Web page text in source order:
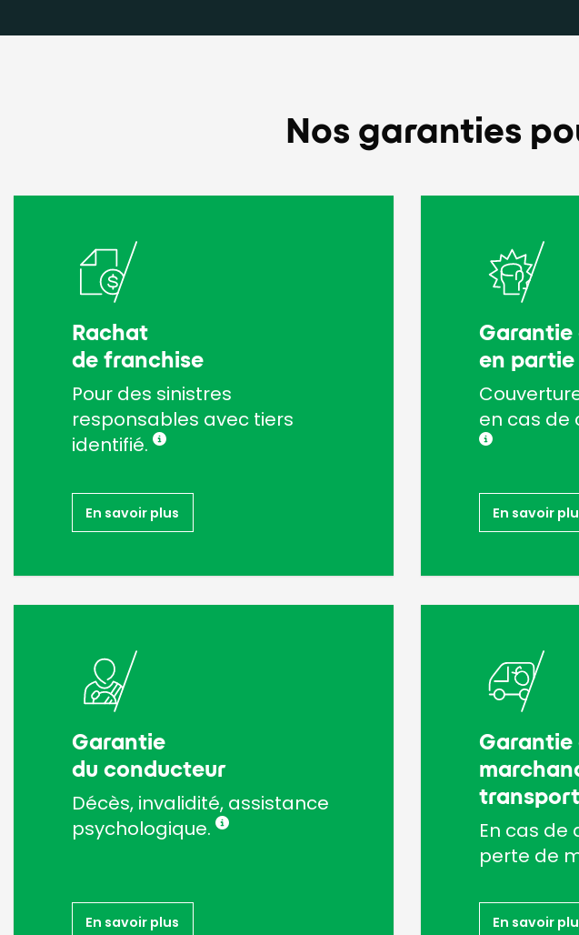
Nos garanties
Rachat
de franchise
Pour des sinistres
responsables avec tiers
identifié.
En savoir plus
Garantie
en
en cas de
En savoir
Garantie
du conducteur
Décès, invalidité, assistance
psychologique.
En savoir plus
Garantie
En cas
perte de
En savoir